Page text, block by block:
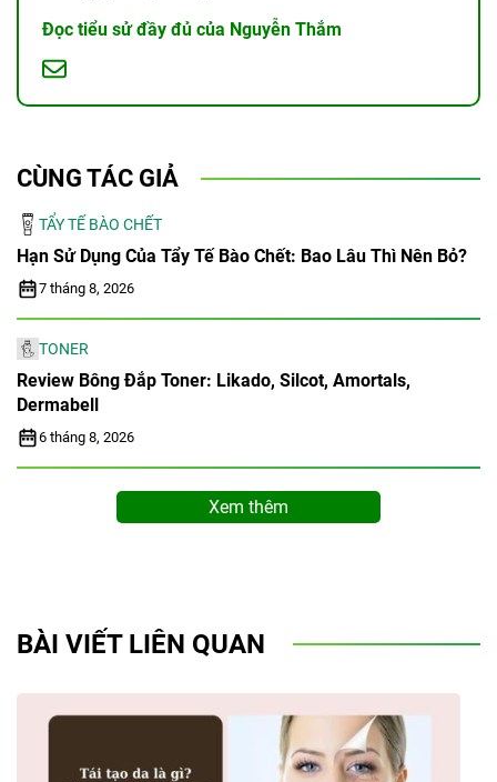
Đọc tiểu sử đầy đủ của Nguyễn Thắm
CÙNG TÁC GIẢ
TẨY TẾ BÀO CHẾT
Hạn Sử Dụng Của Tẩy Tế Bào Chết: Bao Lâu Thì Nên Bỏ?
7 tháng 8, 2026
TONER
Review Bông Đắp Toner: Likado, Silcot, Amortals,
Dermabell
6 tháng 8, 2026
Xem thêm
BÀI VIẾT LIÊN QUAN